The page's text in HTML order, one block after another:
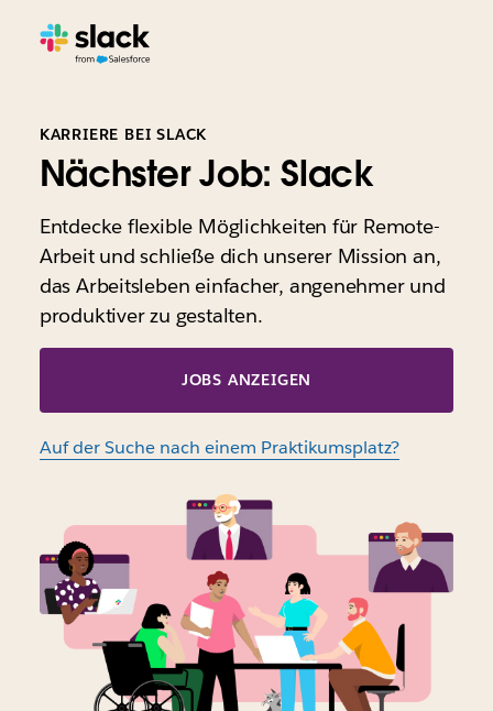
KARRIERE BEI SLACK
Nächster Job: Slack
Entdecke flexible Möglichkeiten für Remote-
Arbeit und schließe dich unserer Mission an,
das Arbeitsleben einfacher, angenehmer und
produktiver zu gestalten.
JOBS ANZEIGEN
Auf der Suche nach einem Praktikumsplatz?